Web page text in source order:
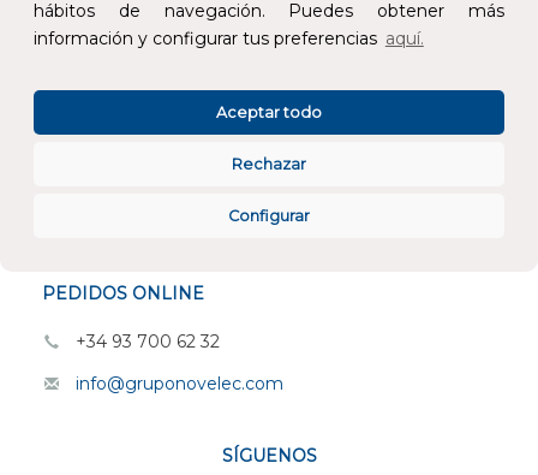
hábitos de navegación. Puedes obtener más
información y configurar tus preferencias aquí.
Configurar
Rechazar
Aceptar todo
CONÓCENOS
PEDIDOS ONLINE
+34 93 700 62 32
info@gruponovelec.com
SÍGUENOS